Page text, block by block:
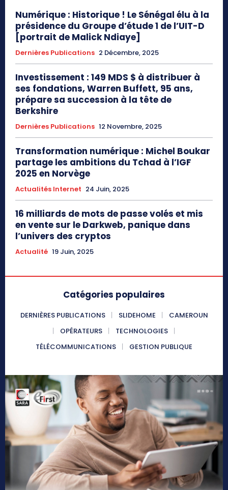
Numérique : Historique ! Le Sénégal élu à la
présidence du Groupe d’étude 1 de l’UIT-D
[portrait de Malick Ndiaye]
Dernières Publications 2 Décembre, 2025
Investissement : 149 MDS $ à distribuer à
ses fondations, Warren Buffett, 95 ans,
prépare sa succession à la tête de
Berkshire
Dernières Publications 12 Novembre, 2025
Transformation numérique : Michel Boukar
partage les ambitions du Tchad à l’IGF
2025 en Norvège
Actualités Internet 24 Juin, 2025
16 milliards de mots de passe volés et mis
en vente sur le Darkweb, panique dans
l’univers des cryptos
Actualité 19 Juin, 2025
Catégories populaires
DERNIÈRES PUBLICATIONS SLIDEHOME
CAMEROUN
OPÉRATEURS
TECHNOLOGIES
TÉLÉCOMMUNICATIONS
GESTION PUBLIQUE